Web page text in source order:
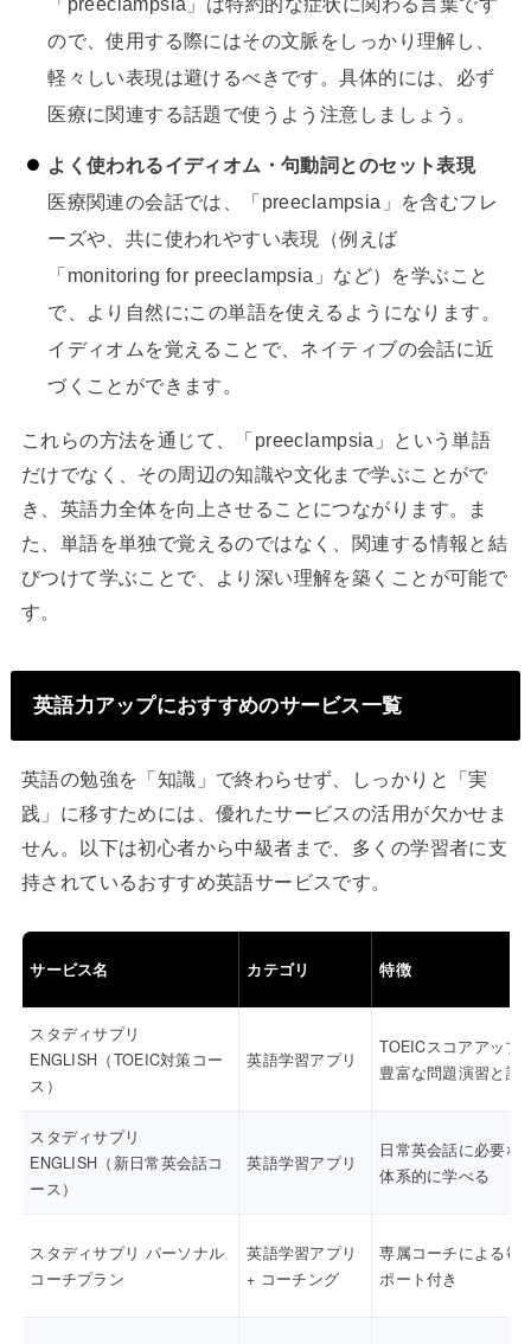
ので、使用する際にはその文脈をしっかり理解し、
軽々しい表現は避けるべきです。具体的には、必ず
医療に関連する話題で使うよう注意しましょう。
よく使われるイディオム・句動詞とのセット表現
医療関連の会話では、「preeclampsia」を含むフレ
ーズや、共に使われやすい表現（例えば
「monitoring for preeclampsia」など）を学ぶこと
で、より自然に;この単語を使えるようになります。
イディオムを覚えることで、ネイティブの会話に近
づくことができます。
これらの方法を通じて、「preeclampsia」という単語
だけでなく、その周辺の知識や文化まで学ぶことがで
き、英語力全体を向上させることにつながります。ま
た、単語を単独で覚えるのではなく、関連する情報と結
びつけて学ぶことで、より深い理解を築くことが可能で
す。
英語力アップにおすすめのサービス一覧
英語の勉強を「知識」で終わらせず、しっかりと「実
践」に移すためには、優れたサービスの活用が欠かせま
せん。以下は初心者から中級者まで、多くの学習者に支
持されているおすすめ英語サービスです。
サービス名 カテゴリ 特徴
スタディサプリ
ENGLISH（TOEIC対策コー
ス）
英語学習アプリ
TOEICスコアアップ
豊富な問題演習と講
スタディサプリ
ENGLISH（新日常英会話コ
ース）
英語学習アプリ
日常英会話に必要な
体系的に学べる
スタディサプリ パーソナル
コーチプラン
英語学習アプリ
+ コーチング
専属コーチによる毎
ポート付き